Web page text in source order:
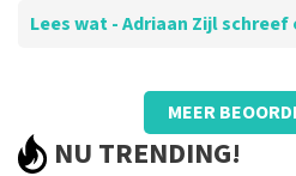
Lees wat - Adriaan Zijl
Beoordeling van - Adriaan Zijl over
Lekker makkelijk en
MEER
NU TRENDING!